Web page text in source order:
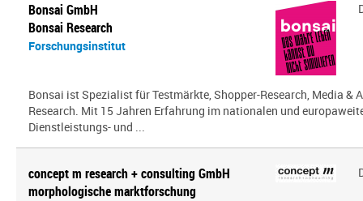
Bonsai GmbH
Bonsai Research
Forschungsinstitut
Bonsai ist Spezialist für Testmärkte, Shopper-Research, Media &
Research. Mit 15 Jahren Erfahrung im nationalen und
Dienstleistungs- und ...
concept m research + consulting GmbH
morphologische marktforschung